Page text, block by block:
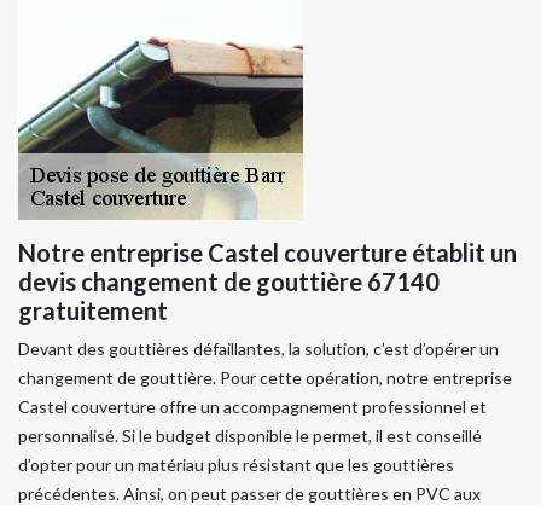
Notre entreprise Castel couverture établit un
devis changement de gouttière 67140
gratuitement
Devant des gouttières défaillantes, la solution, c’est d’opérer un
changement de gouttière. Pour cette opération, notre entreprise
Castel couverture offre un accompagnement professionnel et
personnalisé. Si le budget disponible le permet, il est conseillé
d’opter pour un matériau plus résistant que les gouttières
précédentes. Ainsi, on peut passer de gouttières en PVC aux